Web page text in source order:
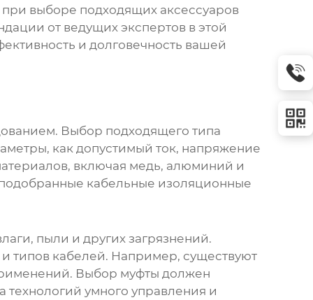
выборе подходящих аксессуаров
от ведущих экспертов в этой
и долговечность вашей
Выбор подходящего типа
как допустимый ток, напряжение
включая медь, алюминий и
кабельные изоляционные
пыли и других загрязнений.
типов кабелей. Например, существуют
Выбор муфты должен
умного управления и